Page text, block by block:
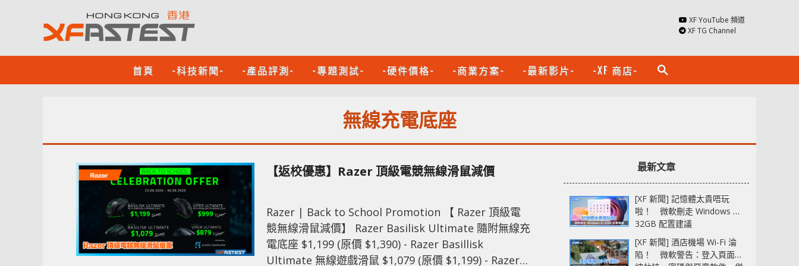
XF YouTube 頻道
XF TG Channel
首頁 -科技新聞- -產品評測- -專題測試- -硬件價格- -商業方案- -最新影片- -XF 商店- search
無線充電底座
【返校優惠】Razer 頂級電競無線滑鼠減價
Razer | Back to School Promotion 【 Razer 頂級電
競無線滑鼠減價】 Razer Basilisk Ultimate 隨附無線充
電底座 $1,199 (原價 $1,390) - Razer Basillisk
Ultimate 無線遊戲滑鼠 $1,079 (原價 $1,199) - Razer
最新文章
[XF 新聞] 記憶體太貴唔玩
啦！ 微軟刪走 Windows 11
32GB 配置建議
[XF 新聞] 酒店機場 Wi-Fi 淪
陷！ 微軟警告：登入頁面可